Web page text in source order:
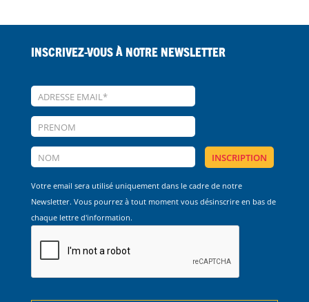
Inscrivez-vous à notre Newsletter
Votre email sera utilisé uniquement dans le cadre de notre
Newsletter. Vous pourrez à tout moment vous désinscrire en bas de
chaque lettre d'information.